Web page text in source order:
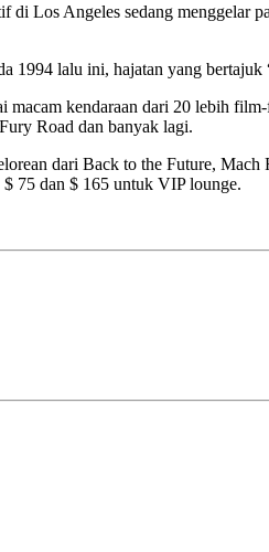
di Los Angeles sedang
1994 lalu ini, hajatan yang
macam kendaraan dari 20 lebih
Road dan banyak lagi.
dari Back to the Future,
75 dan $ 165 untuk VIP lounge.